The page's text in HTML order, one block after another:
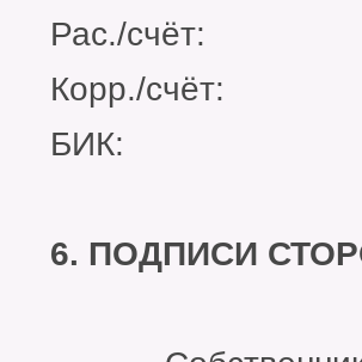
Рас./счёт:
Корр./счёт:
БИК:
6. ПОДПИСИ